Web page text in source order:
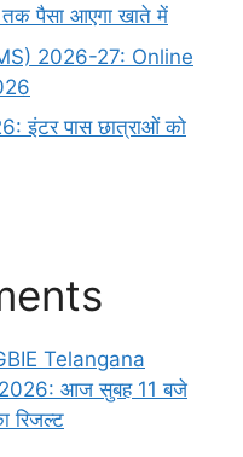
पैसा आएगा खाते में
2026-27: Online
इंटर पास छात्राओं को
Telangana
आज सुबह 11 बजे
रिजल्ट